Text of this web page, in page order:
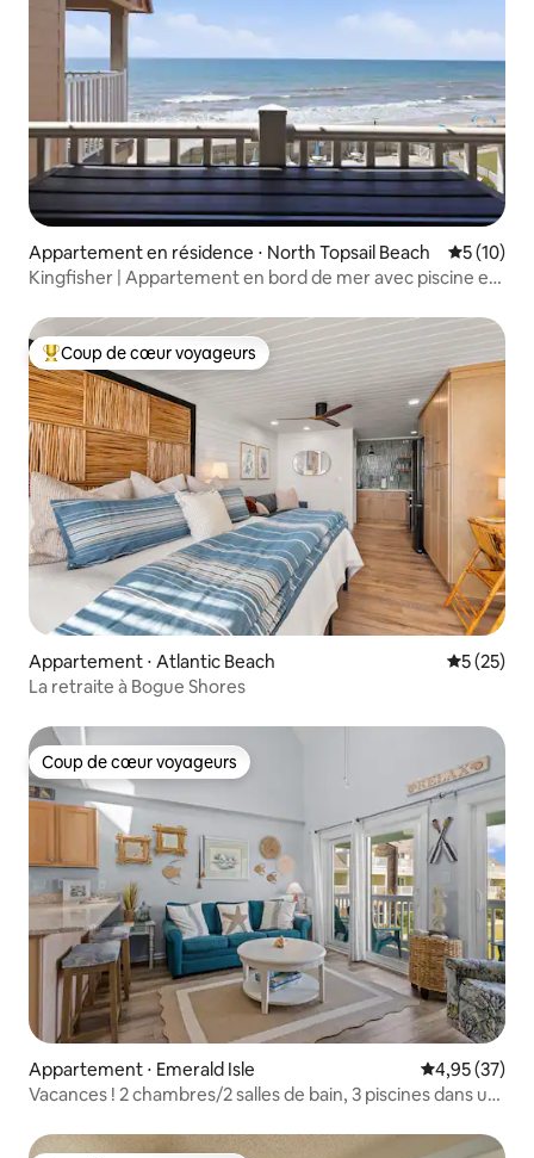
Appartement en résidence ⋅ North Topsail Beach
5 (10)
Kingfisher | Appartement en bord de mer avec piscine et
Coups de cœur voyageurs les plus appréciés
Coup de cœur voyageurs
Appartement ⋅ Atlantic Beach
5 (25)
La retraite à Bogue Shores
Coup de cœur voyageurs
Coup de cœur voyageurs
Appartement ⋅ Emerald Isle Évaluation
4,95 (37)
Vacances ! 2 chambres/2 salles de bain, 3 piscines dans un